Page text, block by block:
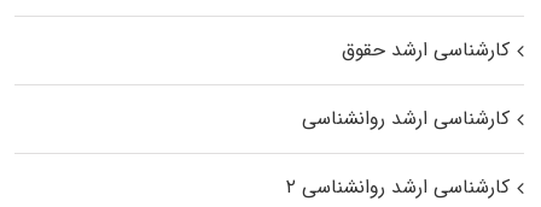
کارشناسی ارشد حقوق
کارشناسی ارشد روانشناسی
کارشناسی ارشد روانشناسی ۲